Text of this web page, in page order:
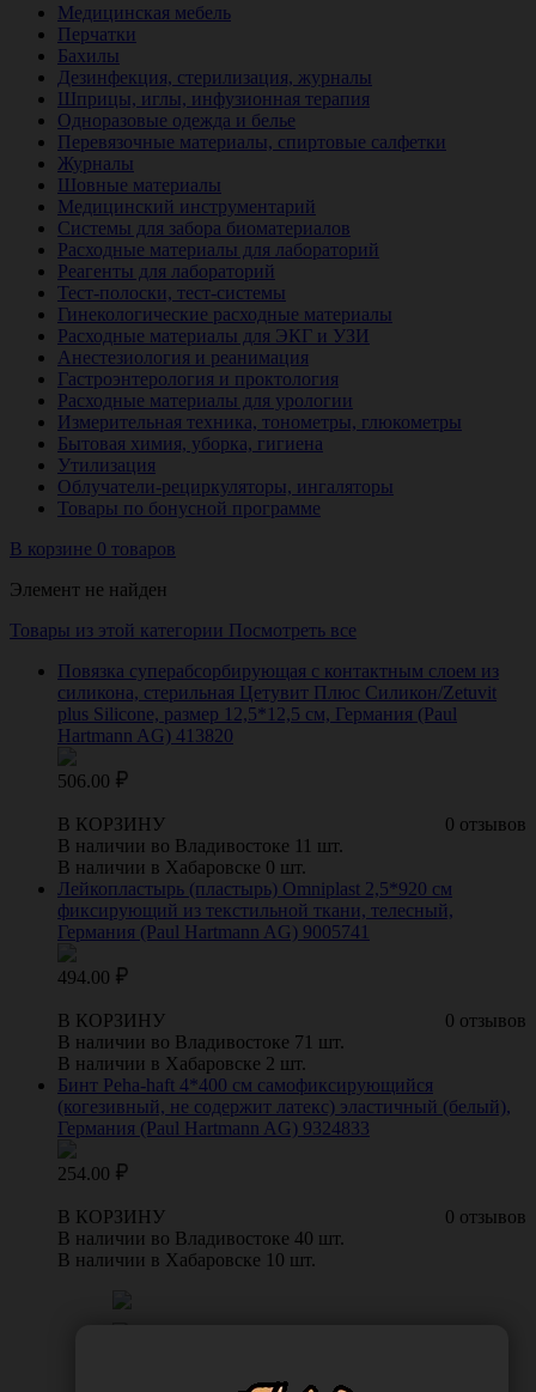
Медицинская мебель
Перчатки
Бахилы
Дезинфекция, стерилизация, журналы
Шприцы, иглы, инфузионная терапия
Одноразовые одежда и белье
Перевязочные материалы, спиртовые салфетки
Журналы
Шовные материалы
Медицинский инструментарий
Системы для забора биоматериалов
Расходные материалы для лабораторий
Реагенты для лабораторий
Тест-полоски, тест-системы
Гинекологические расходные материалы
Расходные материалы для ЭКГ и УЗИ
Анестезиология и реанимация
Гастроэнтерология и проктология
Расходные материалы для урологии
Измерительная техника, тонометры, глюкометры
Бытовая химия, уборка, гигиена
Утилизация
Облучатели-рециркуляторы, ингаляторы
Товары по бонусной программе
В корзине 0 товаров
Элемент не найден
Товары из этой категории Посмотреть все
Повязка суперабсорбирующая с контактным слоем из
силикона, стерильная Цетувит Плюс Силикон/Zetuvit
plus Silicone, размер 12,5*12,5 см, Германия (Paul
Hartmann AG) 413820
506.00
0 отзывов
В КОРЗИНУ
В наличии во Владивостоке 11 шт.
В наличии в Хабаровске 0 шт.
Лейкопластырь (пластырь) Omniplast 2,5*920 см
фиксирующий из текстильной ткани, телесный,
Германия (Paul Hartmann AG) 9005741
494.00
0 отзывов
В КОРЗИНУ
В наличии во Владивостоке 71 шт.
В наличии в Хабаровске 2 шт.
Бинт Peha-haft 4*400 см самофиксирующийся
(когезивный, не содержит латекс) эластичный (белый),
Германия (Paul Hartmann AG) 9324833
254.00
0 отзывов
В КОРЗИНУ
В наличии во Владивостоке 40 шт.
В наличии в Хабаровске 10 шт.